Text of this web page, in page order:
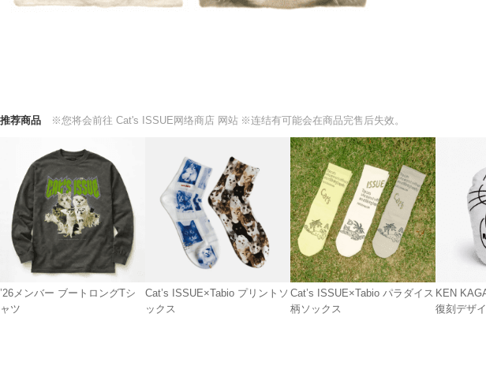
推荐商品 ※您将会前往 Cat's ISSUE网络商店 网站 ※连结有可能会在商品完售后失效。
’26メンバー ブートロングTシ
ャツ
Cat’s ISSUE×Tabio プリントソ
ックス
Cat’s ISSUE×Tabio パラダイス
柄ソックス
KEN
復刻デザ